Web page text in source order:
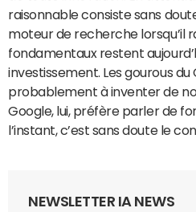
raisonnable consiste sans
moteur de recherche lorsqu’il
fondamentaux restent
investissement. Les gourous
probablement à inventer de
Google, lui, préfère parler de
l’instant, c’est sans doute le
NEWSLETTER IA NEWS